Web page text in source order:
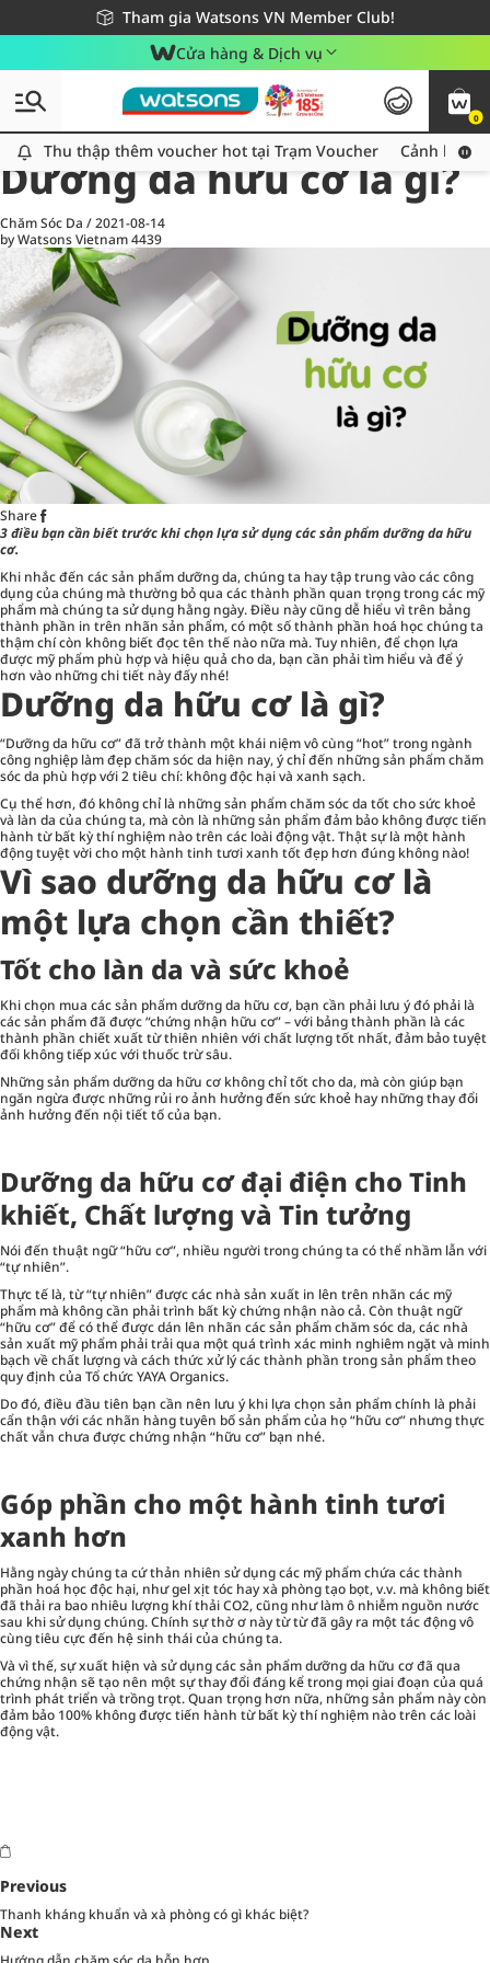
Tham gia Watsons VN Member Club!
Miễn phí giao hàng cho đơn hàng từ 249,000Đ
Giao hàng nhanh 24h - Áp dụng khu vực TP. Hồ Chí Minh
Cửa hàng & Dịch vụ
0
Thu thập thêm voucher hot tại Trạm Voucher
Thu thập thêm voucher hot tại Trạm Voucher Cảnh báo
All
Chăm Sóc Cá Nhân
Dưỡng da hữu cơ là gì?
Chăm Sóc Da /2021-08-14
by Watsons Vietnam4439
Share
3 điều bạn cần biết trước khi chọn lựa sử dụng các sản phẩm dưỡng da hữu
cơ.
Khi nhắc đến các sản phẩm dưỡng da, chúng ta hay tập trung vào các công
dụng của chúng mà thường bỏ qua các thành phần quan trọng trong các mỹ
phẩm mà chúng ta sử dụng hằng ngày. Điều này cũng dễ hiểu vì trên bảng
thành phần in trên nhãn sản phẩm, có một số thành phần hoá học chúng ta
thậm chí còn không biết đọc tên thế nào nữa mà. Tuy nhiên, để chọn lựa
được mỹ phẩm phù hợp và hiệu quả cho da, bạn cần phải tìm hiểu và để ý
hơn vào những chi tiết này đấy nhé!
Dưỡng da hữu cơ là gì?
“Dưỡng da hữu cơ” đã trở thành một khái niệm vô cùng “hot” trong ngành
công nghiệp làm đẹp chăm sóc da hiện nay, ý chỉ đến những sản phẩm chăm
sóc da phù hợp với 2 tiêu chí: không độc hại và xanh sạch.
Cụ thể hơn, đó không chỉ là những sản phẩm chăm sóc da tốt cho sức khoẻ
và làn da của chúng ta, mà còn là những sản phẩm đảm bảo không được tiến
hành từ bất kỳ thí nghiệm nào trên các loài động vật. Thật sự là một hành
động tuyệt vời cho một hành tinh tươi xanh tốt đẹp hơn đúng không nào!
Vì sao dưỡng da hữu cơ là
một lựa chọn cần thiết?
Tốt cho làn da và sức khoẻ
Khi chọn mua các sản phẩm dưỡng da hữu cơ, bạn cần phải lưu ý đó phải là
các sản phẩm đã được “chứng nhận hữu cơ” – với bảng thành phần là các
thành phần chiết xuất từ thiên nhiên với chất lượng tốt nhất, đảm bảo tuyệt
đối không tiếp xúc với thuốc trừ sâu.
Những sản phẩm dưỡng da hữu cơ không chỉ tốt cho da, mà còn giúp bạn
ngăn ngừa được những rủi ro ảnh hưởng đến sức khoẻ hay những thay đổi
ảnh hưởng đến nội tiết tố của bạn.
Dưỡng da hữu cơ đại điện cho Tinh
khiết, Chất lượng và Tin tưởng
Nói đến thuật ngữ “hữu cơ”, nhiều người trong chúng ta có thể nhầm lẫn với
“tự nhiên”.
Thực tế là, từ “tự nhiên” được các nhà sản xuất in lên trên nhãn các mỹ
phẩm mà không cần phải trình bất kỳ chứng nhận nào cả. Còn thuật ngữ
“hữu cơ” để có thể được dán lên nhãn các sản phẩm chăm sóc da, các nhà
sản xuất mỹ phẩm phải trải qua một quá trình xác minh nghiêm ngặt và minh
bạch về chất lượng và cách thức xử lý các thành phần trong sản phẩm theo
quy định của Tổ chức YAYA Organics.
Do đó, điều đầu tiên bạn cần nên lưu ý khi lựa chọn sản phẩm chính là phải
cẩn thận với các nhãn hàng tuyên bố sản phẩm của họ “hữu cơ” nhưng thực
chất vẫn chưa được chứng nhận “hữu cơ” bạn nhé.
Góp phần cho một hành tinh tươi
xanh hơn
Hằng ngày chúng ta cứ thản nhiên sử dụng các mỹ phẩm chứa các thành
phần hoá học độc hại, như gel xịt tóc hay xà phòng tạo bọt, v.v. mà không biết
đã thải ra bao nhiêu lượng khí thải CO2, cũng như làm ô nhiễm nguồn nước
sau khi sử dụng chúng. Chính sự thờ ơ này từ từ đã gây ra một tác động vô
cùng tiêu cực đến hệ sinh thái của chúng ta.
Và vì thế, sự xuất hiện và sử dụng các sản phẩm dưỡng da hữu cơ đã qua
chứng nhận sẽ tạo nên một sự thay đổi đáng kể trong mọi giai đoạn của quá
trình phát triển và trồng trọt. Quan trọng hơn nữa, những sản phẩm này còn
đảm bảo 100% không được tiến hành từ bất kỳ thí nghiệm nào trên các loài
động vật.
Previous
Thanh kháng khuẩn và xà phòng có gì khác biệt?
Next